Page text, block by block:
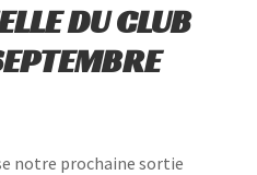
DU CLUB
notre prochaine sortie